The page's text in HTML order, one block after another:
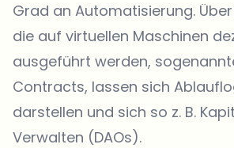
Grad an Automatisierung.
die auf virtuellen Maschinen
ausgeführt werden,
Contracts, lassen sich
darstellen und sich so z. B.
Verwalten (DAOs).